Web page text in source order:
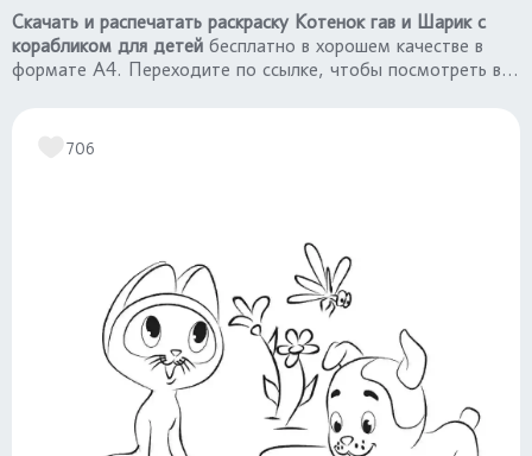
Скачать и распечатать раскраску Котенок гав и Шарик с
корабликом для детей бесплатно в хорошем качестве в
формате А4. Переходите по ссылке, чтобы посмотреть все
706